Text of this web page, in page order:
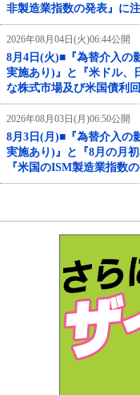
非製造業指数の発表』に注
2026年08月04日(火)06:44公開
8月4日(火)■『為替介入の
実施あり)』と『米ドル、
な株式市場及び米国債利
2026年08月03日(月)06:50公開
8月3日(月)■『為替介入の
実施あり)』と『8月の月
『米国のISM製造業指数